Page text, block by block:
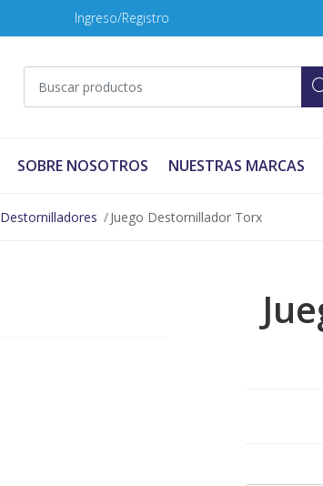
Ingreso/Registro
SOBRE NOSOTROS NUESTRAS MARCAS
Destornilladores Juego Destornillador Torx